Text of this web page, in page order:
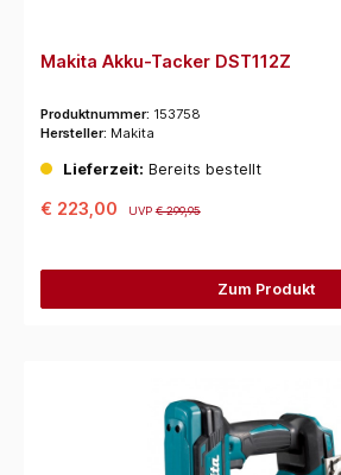
Makita Akku-Tacker DST112Z
Produktnummer: 153758
Hersteller: Makita
Lieferzeit: Bereits bestellt
€ 223,00 UVP€ 299,95
Zum Produkt